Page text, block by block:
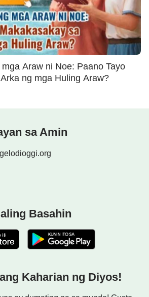
Araw ni Noe: Paano Tayo
ng mga Huling Araw?
sa Amin
Basahin
Kaharian ng Diyos!